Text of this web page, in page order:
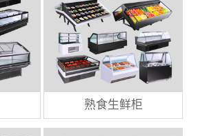
熟食生鲜柜